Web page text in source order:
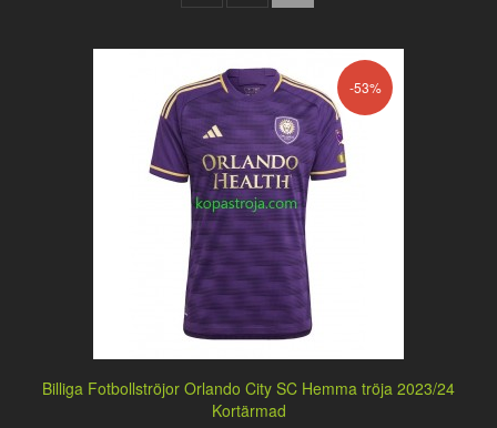
-53%
Billiga Fotbollströjor Orlando City SC Hemma tröja 2023/24
Kortärmad